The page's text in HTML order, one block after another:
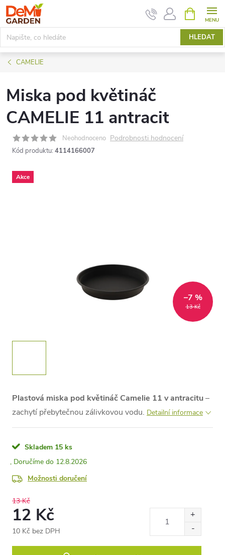
Přejít
na
obsah
HLEDAT
NÁKUPNÍ
KOŠÍK
CAMELIE
Miska pod květináč
CAMELIE 11 antracit
Neohodnoceno Podrobnosti hodnocení
Kód produktu: 4114166007
Akce
13 Kč
–7 %
Plastová miska pod květináč Camelie 11 v antracitu–
zachytí přebytečnou zálivkovou vodu. Detailní informace
Skladem 15 ks
12.8.2026
Možnosti doručení
13 Kč
12 Kč
10 Kč bez DPH